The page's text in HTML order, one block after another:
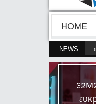
HOME
NEWS
φέρνει την